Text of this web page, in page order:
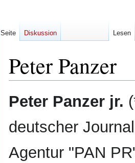
Peter Panzer
Zur
Navigation
Zur
Suche
Peter Panzer jr.
deutscher
Agentur "PAN
Seite Diskussion Lesen